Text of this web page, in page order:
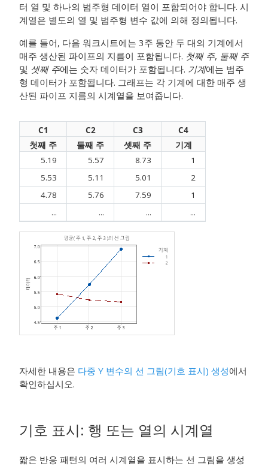
터 열 및 하나의 범주형 데이터 열이 포함되어야 합니다. 시
계열은 별도의 열 및 범주형 변수 값에 의해 정의됩니다.
예를 들어, 다음 워크시트에는 3주 동안 두 대의 기계에서
매주 생산된 파이프의 지름이 포함됩니다. 첫째 주, 둘째 주
및 셋째 주에는 숫자 데이터가 포함됩니다. 기계에는 범주
형 데이터가 포함됩니다. 그래프는 각 기계에 대한 매주 생
산된 파이프 지름의 시계열을 보여줍니다.
C1 C2 C3
C4
첫째 주
둘째 주 셋째 주
기계
5.19
5.57 8.73
1
5.53
5.11 5.01
2
4.78
5.76 7.59
1
...
... ... ...
자세한 내용은 다중 Y 변수의 선 그림(기호 표시) 생성에서
확인하십시오.
기호 표시: 행 또는 열의 시계열
짧은 반응 패턴의 여러 시계열을 표시하는 선 그림을 생성